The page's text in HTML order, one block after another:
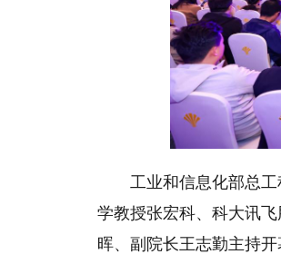
工业和信息化部总
学教授张宏科、科大讯
晖、副院长王志勤主持